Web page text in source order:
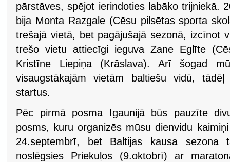
pārstāves, spējot ierindoties labāko trijniekā.
bija Monta Razgale (Cēsu pilsētas sporta
trešajā vietā, bet pagājušajā sezonā, izcīnot
trešo vietu attiecīgi ieguva Zane Eglīte
Kristīne Liepiņa (Krāslava). Arī šogad
visaugstākajām vietām baltiešu vidū,
startus.
Pēc pirmā posma Igaunijā būs pauzīte
posms, kuru organizēs mūsu dienvidu
24.septembrī, bet Baltijas kausa sezona
noslēgsies Priekuļos (9.oktobrī) ar